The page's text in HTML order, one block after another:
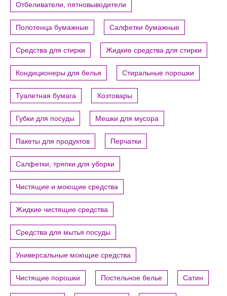
Отбеливатели, пятновыводители
Полотенца бумажные Салфетки бумажные
Средства для стирки Жидкие средства для стирки
Кондиционеры для белья Стиральные порошки
Туалетная бумага Хозтовары
Губки для посуды Мешки для мусора
Пакеты для продуктов Перчатки
Салфетки, тряпки для уборки
Чистящие и моющие средства
Жидкие чистящие средства
Средства для мытья посуды
Универсальные моющие средства
Чистящие порошки Постельное белье Сатин